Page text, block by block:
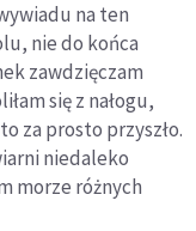
na ten
nie do końca
zawdzięczam
się z nałogu,
za prosto przyszło.
niedaleko
morze różnych